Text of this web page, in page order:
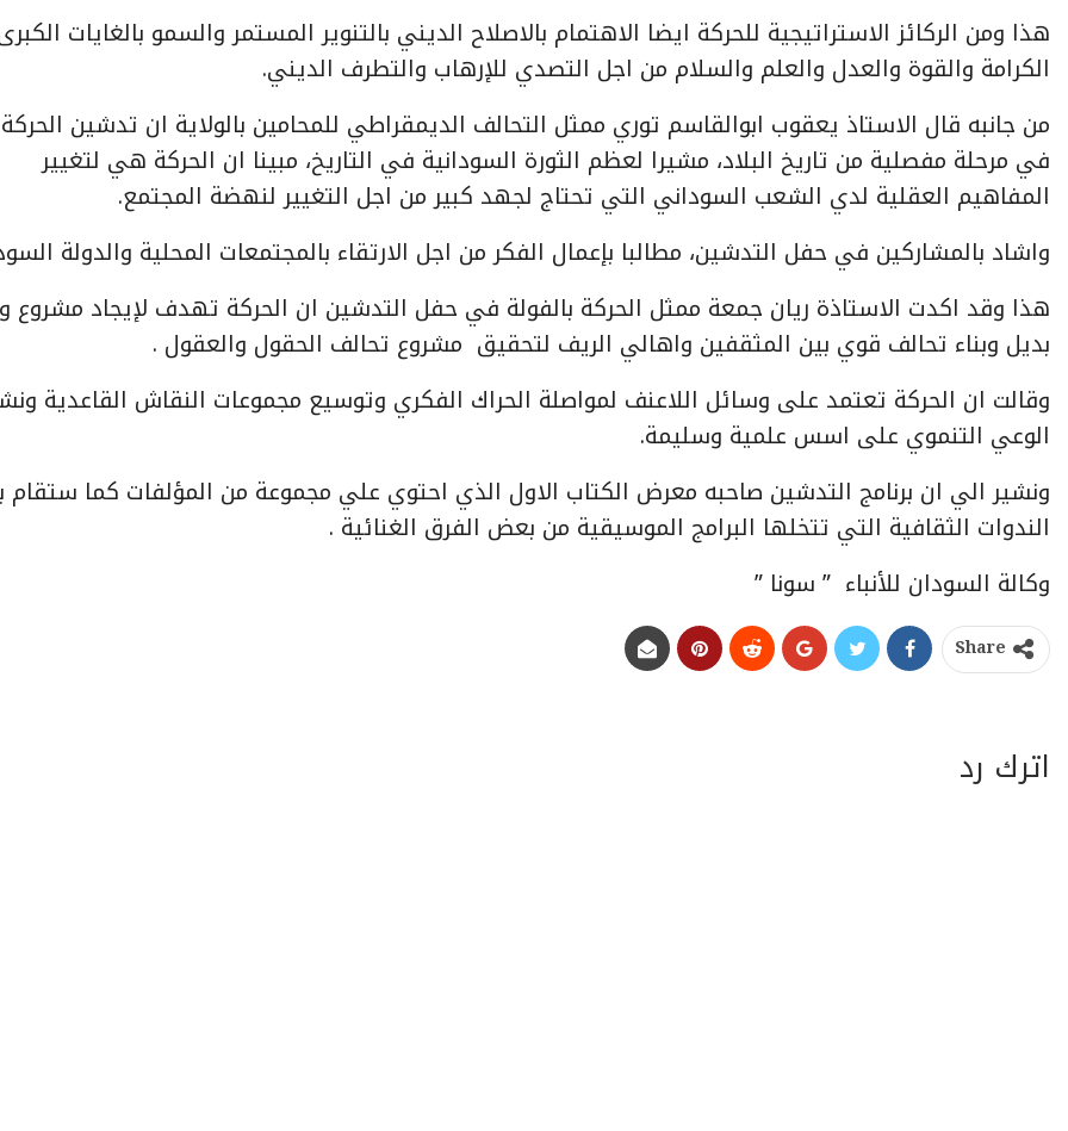
هذا ومن الركائز الاستراتيجية للحركة ايضا الاهتمام بالاصلاح الديني بالتنوير المستمر والسمو بالغايات
الكرامة والقوة والعدل والعلم والسلام من اجل التصدي للإرهاب والتطرف الديني.
من جانبه قال الاستاذ يعقوب ابوالقاسم توري ممثل التحالف الديمقراطي للمحامين بالولاية ان تدشين
في مرحلة مفصلية من تاريخ البلاد، مشيرا لعظم الثورة السودانية في التاريخ، مبينا ان الحركة هي لتغيير
المفاهيم العقلية لدي الشعب السوداني التي تحتاج لجهد كبير من اجل التغيير لنهضة المجتمع.
واشاد بالمشاركين في حفل التدشين، مطالبا بإعمال الفكر من اجل الارتقاء بالمجتمعات المحلية والدولة
هذا وقد اكدت الاستاذة ريان جمعة ممثل الحركة بالفولة في حفل التدشين ان الحركة تهدف لإيجاد
بديل وبناء تحالف قوي بين المثقفين واهالي الريف لتحقيق مشروع تحالف الحقول والعقول .
وقالت ان الحركة تعتمد على وسائل اللاعنف لمواصلة الحراك الفكري وتوسيع مجموعات النقاش القاعدية
الوعي التنموي على اسس علمية وسليمة.
ونشير الي ان برنامج التدشين صاحبه معرض الكتاب الاول الذي احتوي علي مجموعة من المؤلفات كما
الندوات الثقافية التي تتخلها البرامج الموسيقية من بعض الفرق الغنائية .
وكالة السودان للأنباء ” سونا ”
Share
اترك رد